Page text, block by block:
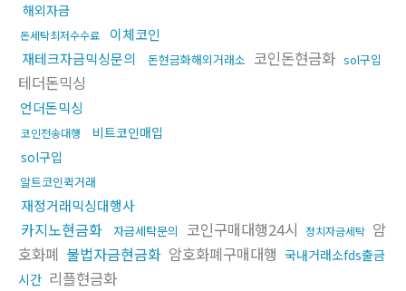
해외자금
돈세탁최저수수료
이체코인
재테크자금믹싱문의
돈현금화해외거래소 코인돈현금화 sol구입
테더돈믹싱
언더돈믹싱
코인전송대행
비트코인매입
sol구입
알트코인퀵거래
재정거래믹싱대행사
카지노현금화 자금세탁문의 코인구매대행24시 정치자금세탁 암
호화폐 불법자금현금화 암호화폐구매대행 국내거래소fds출금
시간 리플현금화